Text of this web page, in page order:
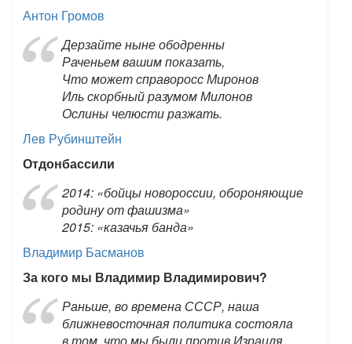
Антон Громов
Дерзайте ныне ободренны
Раченьем вашим показать,
Что может справоросс Миронов
Иль скорбный разумом Милонов
Ослины челюсти разжать.
Лев Рубинштейн
Отдонбассили
2014: «бойцы новороссии, обороняющие
родину от фашизма»
2015: «казачья банда»
Владимир Басманов
За кого мы Владимир Владимирович?
Раньше, во времена СССР, наша
ближневосточная политика состояла
в том, что мы были против Израиля